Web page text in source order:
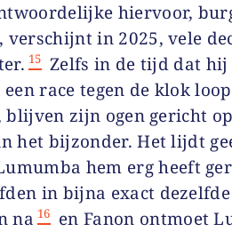
hiervoor,
verschijnt in 2025, vele
15 Zelfs in de tijd dat hij
een race tegen de klok
zijn ogen gericht
het bijzonder. Het lijdt
hem erg heeft
in bijna exact
na 16
en Fanon ontmoet